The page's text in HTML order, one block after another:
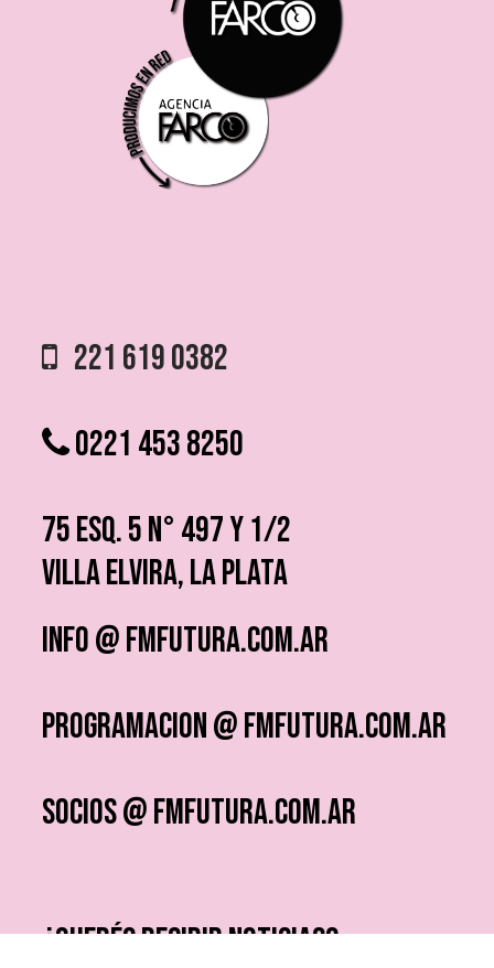
221 619 0382
0221 453 8250
75 ESQ. 5 N° 497 y 1/2
VILLA ELVIRA, LA PLATA
info @ fmfutura.com.ar
programacion @ fmfutura.com.ar
socios @ fmfutura.com.ar
¿QUERÉS RECIBIR NOTICIAS?